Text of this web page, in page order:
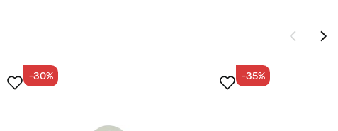
-30% -35%